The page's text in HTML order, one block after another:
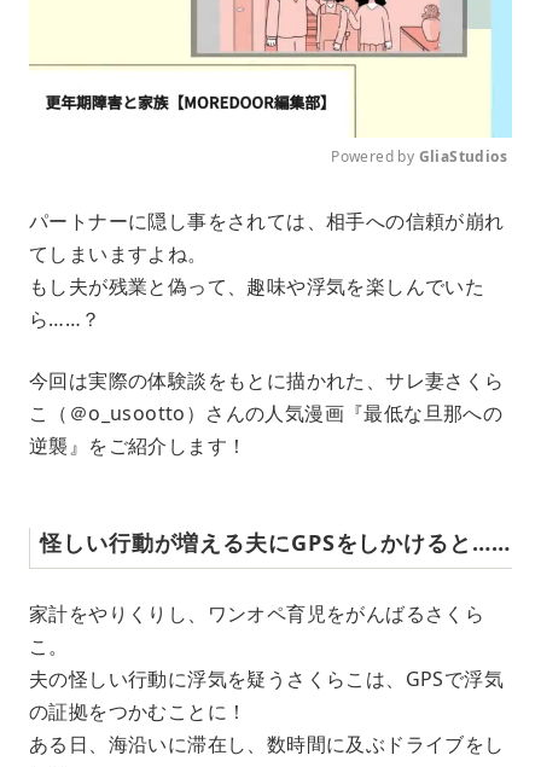
u
e
Powered by GliaStudios
パートナーに隠し事をされては、相手への信頼が崩れ
てしまいますよね。
もし夫が残業と偽って、趣味や浮気を楽しんでいた
ら……？
今回は実際の体験談をもとに描かれた、サレ妻さくら
こ（＠o_usootto）さんの人気漫画『最低な旦那への
逆襲』をご紹介します！
怪しい行動が増える夫にGPSをしかけると……
家計をやりくりし、ワンオペ育児をがんばるさくら
こ。
夫の怪しい行動に浮気を疑うさくらこは、GPSで浮気
の証拠をつかむことに！
ある日、海沿いに滞在し、数時間に及ぶドライブをし